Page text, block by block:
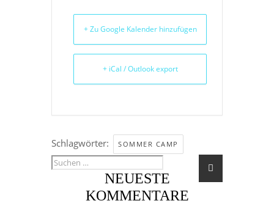
+ Zu Google Kalender hinzufügen
+ iCal / Outlook export
Schlagwörter: SOMMER CAMP
NEUESTE
KOMMENTARE